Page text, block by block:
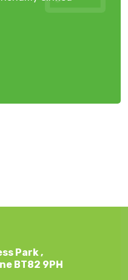
Park ,
BT82 9PH